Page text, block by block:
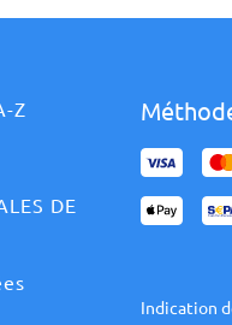
Z
DE
Indication